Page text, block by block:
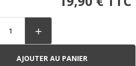

AJOUTER AU PANIER